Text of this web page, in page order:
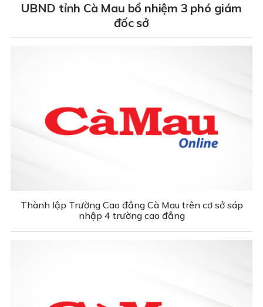
UBND tỉnh Cà Mau bổ nhiệm 3 phó giám
đốc sở
Thành lập Trường Cao đẳng Cà Mau trên cơ sở sáp
nhập 4 trường cao đẳng